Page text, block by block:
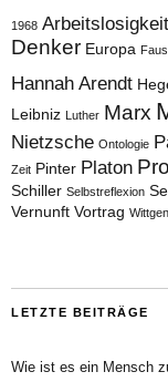
1968 Arbeitslosigkeit
Denker Europa
Hannah Arendt
Leibniz Luther Marx
Nietzsche Ontologie
Zeit Pinter Platon
Schiller Selbstreflexion
Vernunft Vortrag
LETZTE BEITRÄGE
Wie ist es ein Mensch